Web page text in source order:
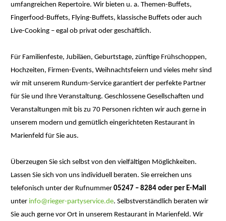
umfangreichen Repertoire. Wir bieten u. a. Themen-Buffets,
Fingerfood-Buffets, Flying-Buffets, klassische Buffets oder auch
Live-Cooking – egal ob privat oder geschäftlich.
Für Familienfeste, Jubiläen, Geburtstage, zünftige Frühschoppen,
Hochzeiten, Firmen-Events, Weihnachtsfeiern und vieles mehr sind
wir mit unserem Rundum-Service garantiert der perfekte Partner
für Sie und Ihre Veranstaltung. Geschlossene Gesellschaften und
Veranstaltungen mit bis zu 70 Personen richten wir auch gerne in
unserem modern und gemütlich eingerichteten Restaurant in
Marienfeld für Sie aus.
Überzeugen Sie sich selbst von den vielfältigen Möglichkeiten.
Lassen Sie sich von uns individuell beraten. Sie erreichen uns
telefonisch unter der Rufnummer05247 – 8284oder per E-Mail
unter info@rieger-partyservice.de. Selbstverständlich beraten wir
Sie auch gerne vor Ort in unserem Restaurant in Marienfeld. Wir